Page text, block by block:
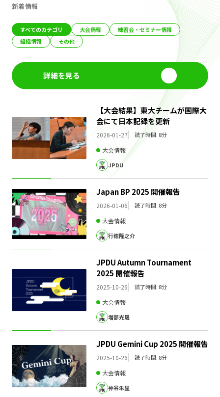
新着情報
すべてのカテゴリ 大会情報
練習会・セミナー情報
組織情報
その他
詳細を見る
【大会結果】東大チームが国際大
会にて日本記録を更新
2026-01-27 読了時間: 8分
大会情報
JPDU
Japan BP 2025 開催報告
2026-01-06 読了時間: 8分
大会情報
行徳隆之介
JPDU Autumn Tournament
2025 開催報告
2025-10-26 読了時間: 8分
大会情報
増部光晟
JPDU Gemini Cup 2025 開催報告
2025-10-26 読了時間: 8分
大会情報
神谷朱里